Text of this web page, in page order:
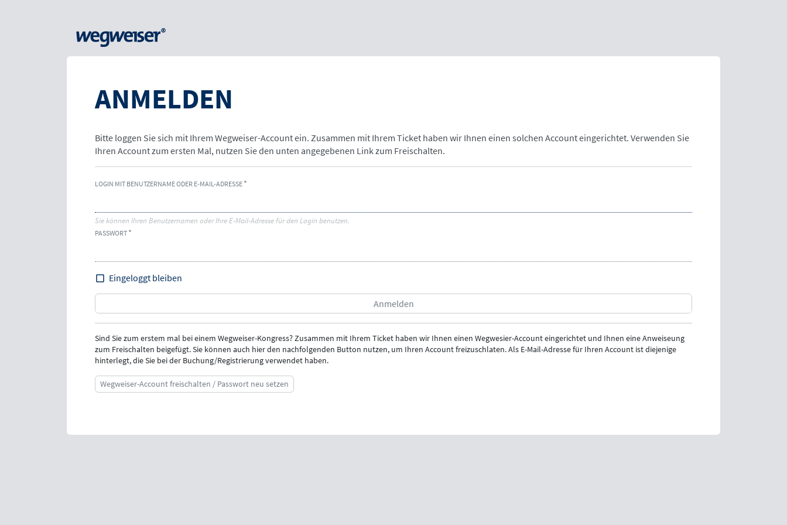
ANMELDEN
Bitte loggen Sie sich mit Ihrem Wegweiser-Account ein. Zusammen mit Ihrem Ticket haben wir Ihnen einen solchen Account eingerichtet. Verwenden Sie
Ihren Account zum ersten Mal, nutzen Sie den unten angegebenen Link zum Freischalten.
LOGIN MIT BENUTZERNAME ODER E-MAIL-ADRESSE
Sie können Ihren Benutzernamen oder Ihre E-Mail-Adresse für den Login benutzen.
PASSWORT
Eingeloggt bleiben
Sind Sie zum erstem mal bei einem Wegweiser-Kongress? Zusammen mit Ihrem Ticket haben wir Ihnen einen Wegwesier-Account eingerichtet und Ihnen eine Anweiseung
zum Freischalten beigefügt. Sie können auch hier den nachfolgenden Button nutzen, um Ihren Account freizuschlaten. Als E-Mail-Adresse für Ihren Account ist diejenige
hinterlegt, die Sie bei der Buchung/Registrierung verwendet haben.
Wegweiser-Account freischalten / Passwort neu setzen